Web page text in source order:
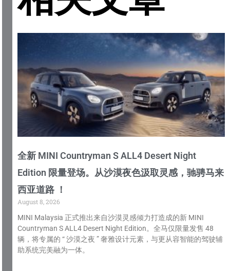
全新 MINI Countryman S ALL4 Desert Night
Edition 限量登场。从沙漠夜色汲取灵感，驰骋马来
西亚道路 ！
August 8, 2026
MINI Malaysia 正式推出来自沙漠灵感倾力打造成的新 MINI
Countryman S ALL4 Desert Night Edition。全马仅限量发售 48
辆，将专属的 “ 沙漠之夜 ” 奢雅设计元素，与更从容智能的驾驶辅
助系统完美融为一体。